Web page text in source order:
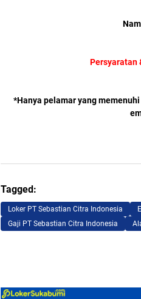
Persyaratan
*Hanya pelamar yang
Tagged:
Loker PT Sebastian Citra Indonesia
Gaji PT Sebastian Citra Indonesia